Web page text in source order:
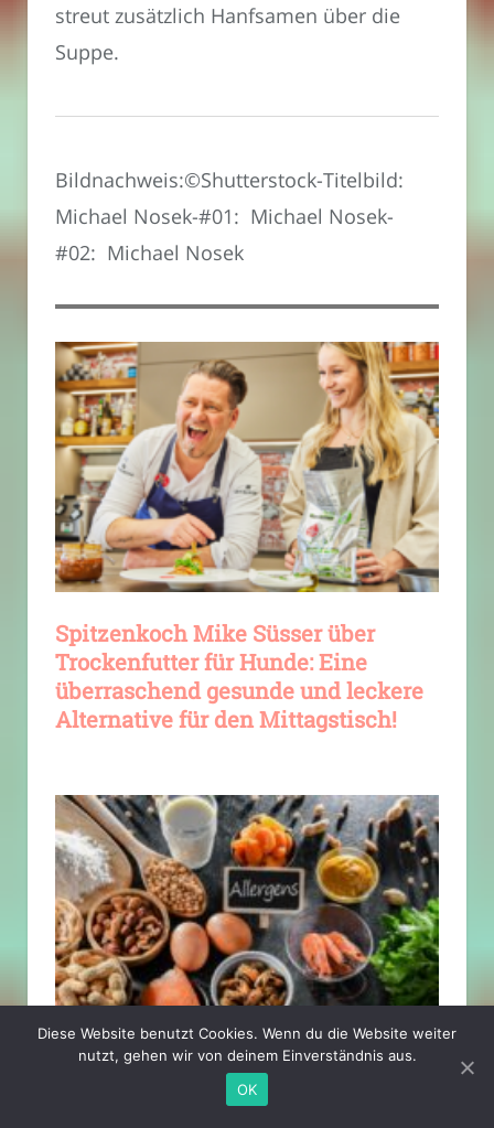
streut zusätzlich Hanfsamen über die
Suppe.
Bildnachweis:©Shutterstock-Titelbild:
Michael Nosek-#01: Michael Nosek-
#02: Michael Nosek
Spitzenkoch Mike Süsser über
Trockenfutter für Hunde: Eine
überraschend gesunde und leckere
Alternative für den Mittagstisch!
Leckere Küche trotz
Nahrungsmittelallergien? So gelingt
Diese Website benutzt Cookies. Wenn du die Website weiter
nutzt, gehen wir von deinem Einverständnis aus.
OK